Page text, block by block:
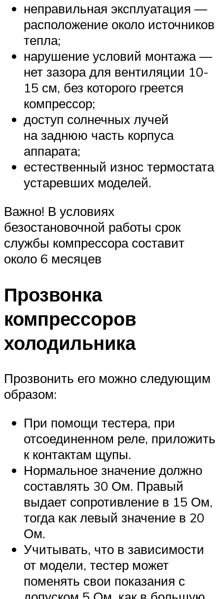
неправильная эксплуатация —
расположение около источников
тепла;
нарушение условий монтажа —
нет зазора для вентиляции 10-
15 см, без которого греется
компрессор;
доступ солнечных лучей
на заднюю часть корпуса
аппарата;
естественный износ термостата
устаревших моделей.
Важно! В условиях
безостановочной работы срок
службы компрессора составит
около 6 месяцев
Прозвонка
компрессоров
холодильника
Прозвонить его можно следующим
образом:
При помощи тестера, при
отсоединенном реле, приложить
к контактам щупы.
Нормальное значение должно
составлять 30 Ом. Правый
выдает сопротивление в 15 Ом,
тогда как левый значение в 20
Ом.
Учитывать, что в зависимости
от модели, тестер может
поменять свои показания с